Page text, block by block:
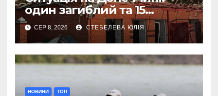
один загиблий та 15
поранених за добу
СЕР 8, 2026 СТЕБЕЛЕВА ЮЛІЯ
НОВИНИ ТОП